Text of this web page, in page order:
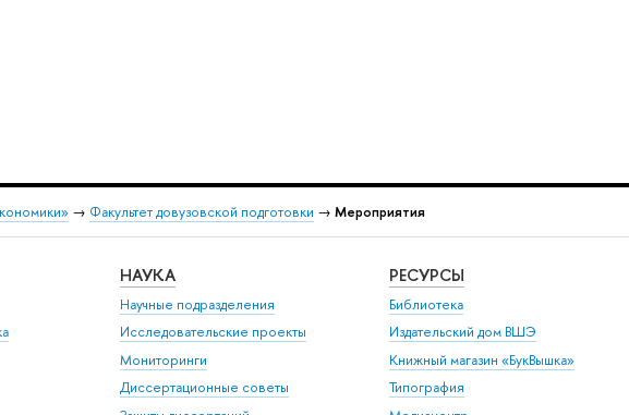
→ Факультет довузовской подготовки → Мероприятия
НАУКА
Научные подразделения
Исследовательские проекты
Мониторинги
Диссертационные советы
РЕСУРСЫ
Библиотека
Издательский дом ВШЭ
Книжный магазин «БукВышка»
Типография